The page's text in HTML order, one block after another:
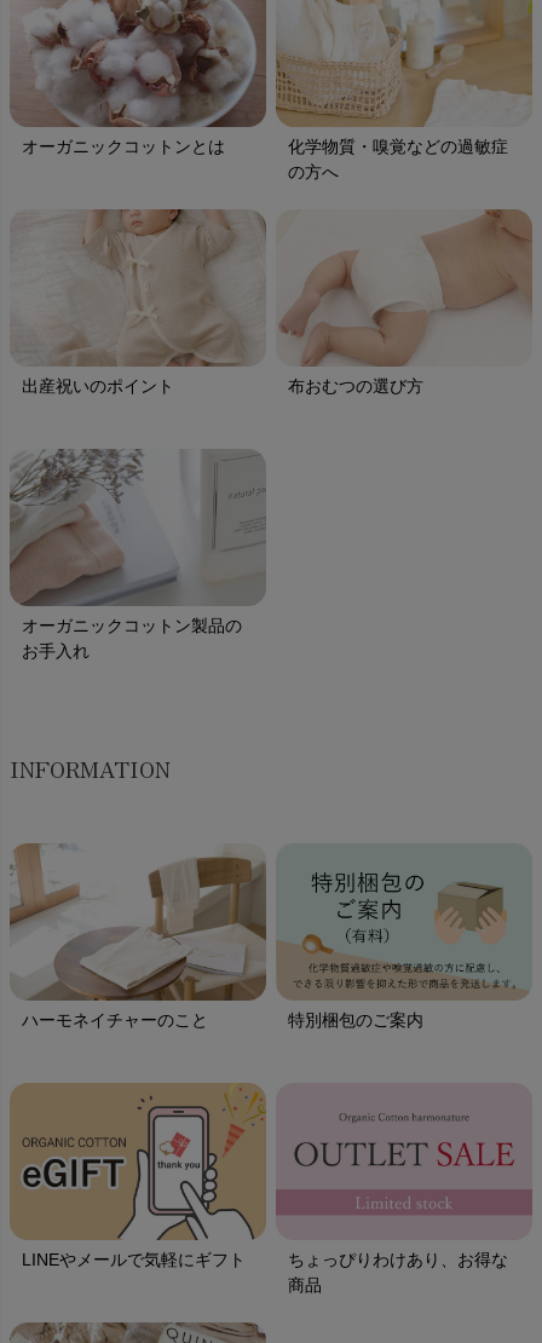
オーガニックコットンとは
化学物質・嗅覚などの過敏症
の方へ
出産祝いのポイント 布おむつの選び方
オーガニックコットン製品の
お手入れ
INFORMATION
ハーモネイチャーのこと 特別梱包のご案内
LINEやメールで気軽にギフト
ちょっぴりわけあり、お得な
商品